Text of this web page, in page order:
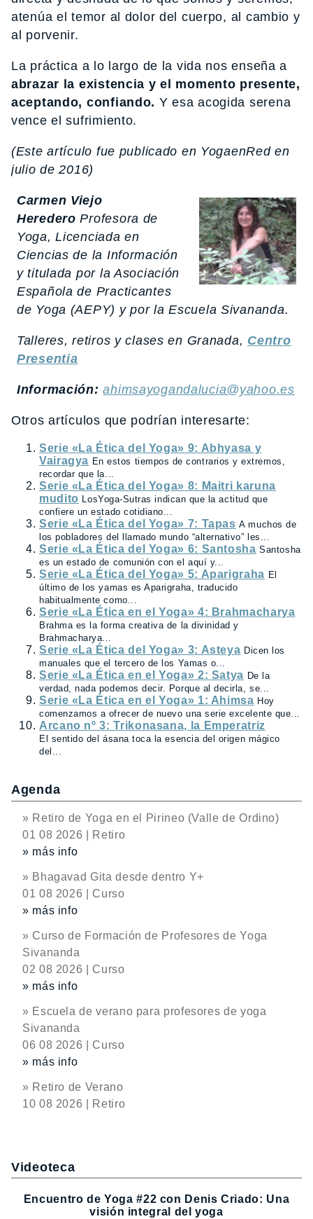
atenúa el temor al dolor del cuerpo, al cambio y
al porvenir.
La práctica a lo largo de la vida nos enseña a
abrazar la existencia y el momento presente,
aceptando, confiando. Y esa acogida serena
vence el sufrimiento.
(Este artículo fue publicado en YogaenRed en
julio de 2016)
Carmen Viejo
HerederoProfesora de
Yoga, Licenciada en
Ciencias de la Información
y titulada por la Asociación
Española de Practicantes
de Yoga (AEPY) y por la Escuela Sivananda.
Talleres, retiros y clases en Granada, Centro
Presentia
Información: ahimsayogandalucia@yahoo.es
Otros artículos que podrían interesarte:
Serie «La Ética del Yoga» 9: Abhyasa y
Vairagya En estos tiempos de contrarios y extremos,
recordar que la...
Serie «La Ética del Yoga» 8: Maitri karuna
mudito
LosYoga-Sutras indican que la actitud que
confiere un estado cotidiano...
Serie «La Ética del Yoga» 7: Tapas A muchos de
los pobladores del llamado mundo “alternativo” les...
Serie «La Ética del Yoga» 6: Santosha Santosha
es un estado de comunión con el aquí y...
Serie «La Ética del Yoga» 5: Aparigraha El
último de los yamas es Aparigraha, traducido
habitualmente como...
Serie «La Ética en el Yoga» 4: Brahmacharya
Brahma es la forma creativa de la divinidad y
Brahmacharya...
Serie «La Ética del Yoga» 3: Asteya Dicen los
manuales que el tercero de los Yamas o...
Serie «La Ética en el Yoga» 2: Satya De la
verdad, nada podemos decir. Porque al decirla, se...
Serie «La Ética en el Yoga» 1: Ahimsa Hoy
comenzamos a ofrecer de nuevo una serie excelente que...
Arcano nº 3: Trikonasana, la Emperatriz
El sentido del ásana toca la esencia del origen mágico
del...
Agenda
» Retiro de Yoga en el Pirineo (Valle de Ordino)
01 08 2026 | Retiro
» más info
» Bhagavad Gita desde dentro Y+
01 08 2026 | Curso
» más info
» Curso de Formación de Profesores de Yoga
Sivananda
02 08 2026 | Curso
» más info
» Escuela de verano para profesores de yoga
Sivananda
06 08 2026 | Curso
» más info
» Retiro de Verano
10 08 2026 | Retiro
Videoteca
Encuentro de Yoga #22 con Denis Criado: Una
visión integral del yoga